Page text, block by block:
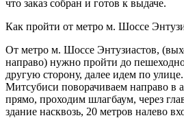
что заказ собран и готов к выдаче.
Как пройти от метро м. Шоссе
От метро м. Шоссе Энтузиастов,
направо) нужно пройти до
другую сторону, далее идем по
Митсубиси поворачиваем направо в
прямо, проходим шлагбаум, через
здание насквозь, 20 метров налево